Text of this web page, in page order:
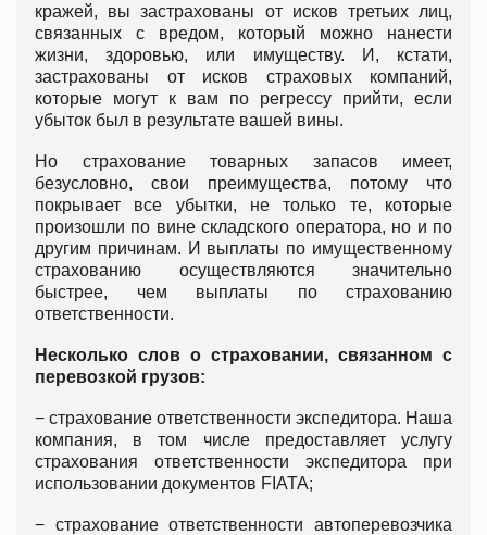
кражей, вы застрахованы от исков третьих лиц,
связанных с вредом, который можно нанести
жизни, здоровью, или имуществу. И, кстати,
застрахованы от исков страховых компаний,
которые могут к вам по регрессу прийти, если
убыток был в результате вашей вины.
Но страхование товарных запасов имеет,
безусловно, свои преимущества, потому что
покрывает все убытки, не только те, которые
произошли по вине складского оператора, но и по
другим причинам. И выплаты по имущественному
страхованию осуществляются значительно
быстрее, чем выплаты по страхованию
ответственности.
Несколько слов о страховании, связанном с
перевозкой грузов:
− страхование ответственности экспедитора. Наша
компания, в том числе предоставляет услугу
страхования ответственности экспедитора при
использовании документов FIATA;
− страхование ответственности автоперевозчика